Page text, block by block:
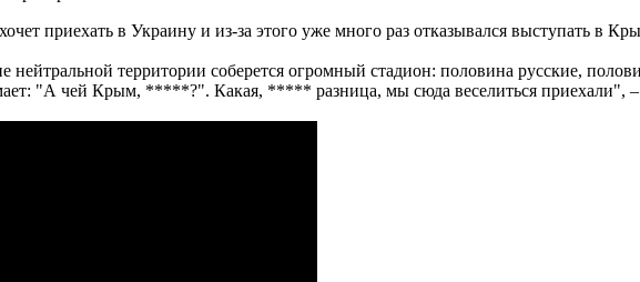
приехать в Украину и из-за этого уже много раз отказывался выступать в
нейтральной территории соберется огромный стадион: половина русские,
"А чей Крым, *****?". Какая, ***** разница, мы сюда веселиться приехали", –